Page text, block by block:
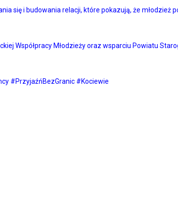
się i budowania relacji, które pokazują, że młodzież
Współpracy Młodzieży oraz wsparciu Powiatu
#PrzyjaźńBezGranic #Kociewie